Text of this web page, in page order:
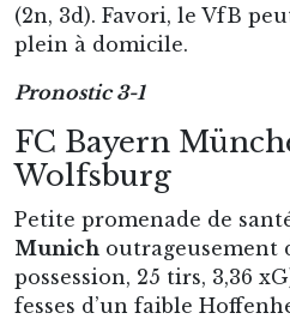
(2n, 3d). Favori, le VfB
plein à domicile.
Pronostic 3-1
FC Bayern
Wolfsburg
Petite promenade de
Munich outrageusement
possession, 25 tirs, 3,36
fesses d’un faible